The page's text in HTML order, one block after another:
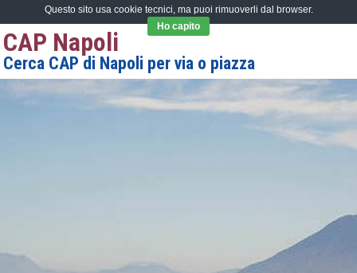
CAP Napoli
Cerca CAP di Napoli per via o piazza
Questo sito usa cookie tecnici, ma puoi rimuoverli dal browser.
Ho capito